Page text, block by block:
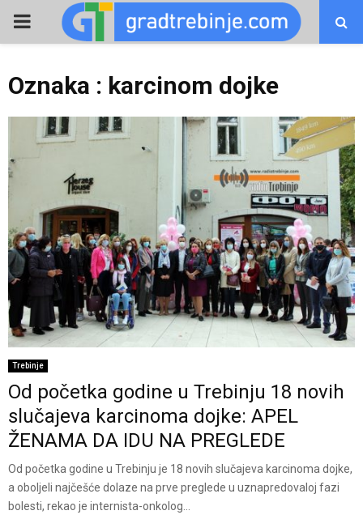
PRIMARY
Oznaka : karcinom dojke
Trebinje
Od početka godine u Trebinju 18 novih
slučajeva karcinoma dojke: APEL
ŽENAMA DA IDU NA PREGLEDE
Od početka godine u Trebinju je 18 novih slučajeva karcinoma dojke,
a oboljeli najčešće dolaze na prve preglede u uznapredovaloj fazi
bolesti, rekao je internista-onkolog...